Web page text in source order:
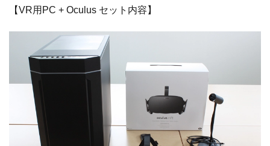
【VR用PC + Oculus セット内容】